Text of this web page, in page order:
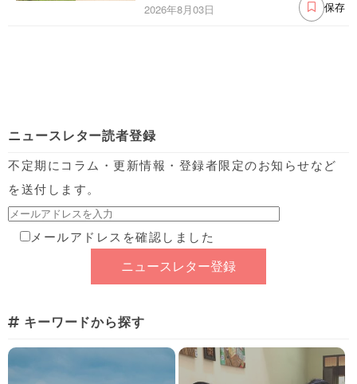
2026年8月03日 保存
ニュースレター読者登録
不定期にコラム・更新情報・登録者限定のお知らせなど
を送付します。
メールアドレスを確認しました
キーワードから探す